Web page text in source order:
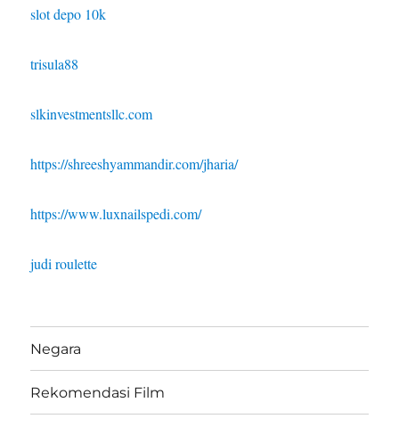
slot depo 10k
trisula88
slkinvestmentsllc.com
https://shreeshyammandir.com/jharia/
https://www.luxnailspedi.com/
judi roulette
Negara
Rekomendasi Film